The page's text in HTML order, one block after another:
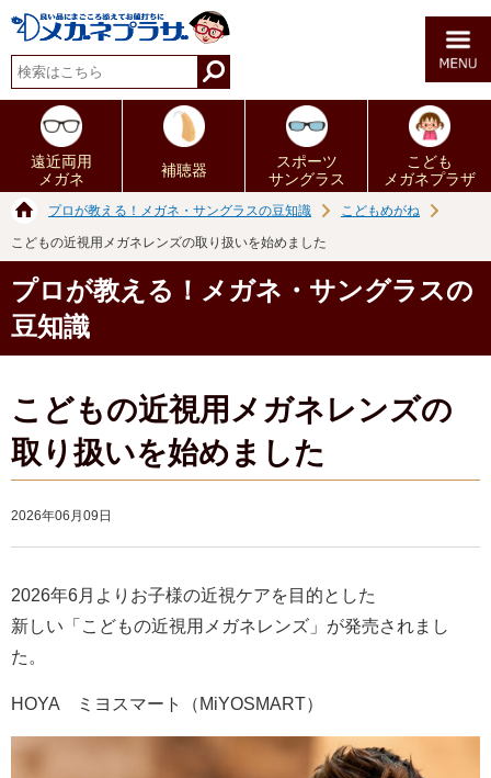
遠近両用
メガネ
補聴器
スポーツ
サングラス
こども
メガネプラザ
プロが教える！メガネ・サングラスの豆知識 こどもめがね
こどもの近視用メガネレンズの取り扱いを始めました
プロが教える！メガネ・サングラスの
豆知識
こどもの近視用メガネレンズの
取り扱いを始めました
2026年06月09日
2026年6月よりお子様の近視ケアを目的とした
新しい「こどもの近視用メガネレンズ」が発売されまし
た。
HOYA ミヨスマート（MiYOSMART）